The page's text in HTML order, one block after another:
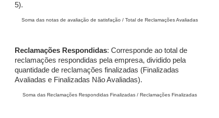
5).
Soma das notas de avaliação de satisfação / Total de Reclamações Avaliadas
Reclamações Respondidas: Corresponde ao total de
reclamações respondidas pela empresa, dividido pela
quantidade de reclamações finalizadas (Finalizadas
Avaliadas e Finalizadas Não Avaliadas).
Soma das Reclamações Respondidas Finalizadas / Reclamações Finalizadas